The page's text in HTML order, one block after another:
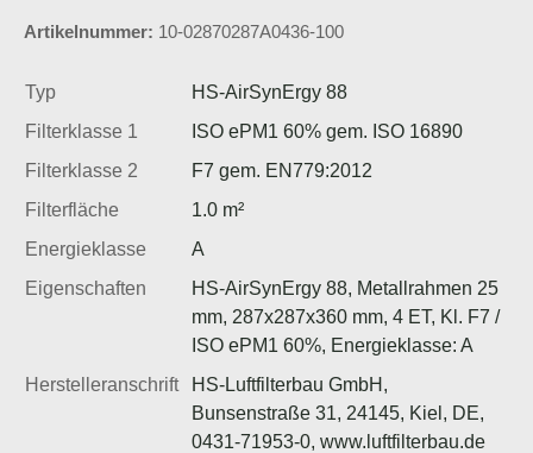
Artikelnummer: 10-02870287A0436-100
Typ
HS-AirSynErgy 88
Filterklasse 1
ISO ePM1 60% gem. ISO 16890
Filterklasse 2
F7 gem. EN779:2012
Filterfläche
1.0 m²
Energieklasse
A
Eigenschaften
HS-AirSynErgy 88, Metallrahmen 25
mm, 287x287x360 mm, 4 ET, Kl. F7 /
ISO ePM1 60%, Energieklasse: A
Herstelleranschrift
HS-Luftfilterbau GmbH,
Bunsenstraße 31, 24145, Kiel, DE,
0431-71953-0, www.luftfilterbau.de